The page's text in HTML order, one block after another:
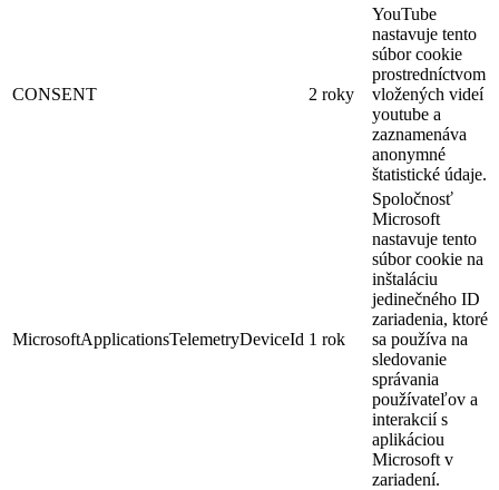
CONSENT 2 roky
YouTube
nastavuje tento
súbor cookie
prostredníctvom
vložených videí
youtube a
zaznamenáva
anonymné
štatistické údaje.
MicrosoftApplicationsTelemetryDeviceId 1 rok
Spoločnosť
Microsoft
nastavuje tento
súbor cookie na
inštaláciu
jedinečného ID
zariadenia, ktoré
sa používa na
sledovanie
správania
používateľov a
interakcií s
aplikáciou
Microsoft v
zariadení.